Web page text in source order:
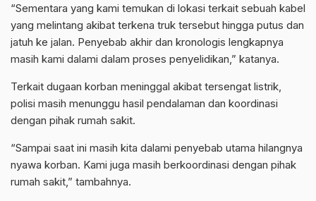
“Sementara yang kami temukan di lokasi terkait sebuah kabel
yang melintang akibat terkena truk tersebut hingga putus dan
jatuh ke jalan. Penyebab akhir dan kronologis lengkapnya
masih kami dalami dalam proses penyelidikan,” katanya.
Terkait dugaan korban meninggal akibat tersengat listrik,
polisi masih menunggu hasil pendalaman dan koordinasi
dengan pihak rumah sakit.
“Sampai saat ini masih kita dalami penyebab utama hilangnya
nyawa korban. Kami juga masih berkoordinasi dengan pihak
rumah sakit,” tambahnya.